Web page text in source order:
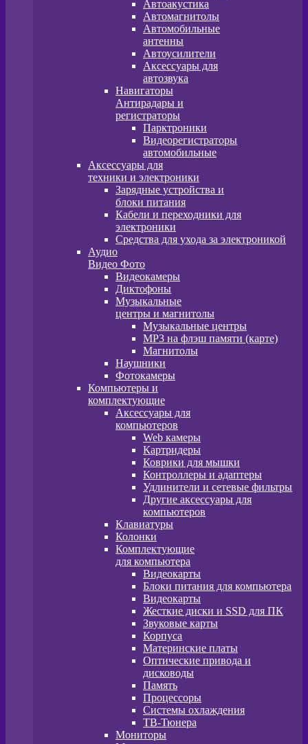
Автоакустика
Автомагнитолы
Автомобильные
антенны
Автоусилители
Аксессуары для
автозвука
Навигаторы
Антирадары и
регистраторы
Парктроники
Видеорегистраторы
автомобильные
Аксессуары для
техники и электроники
Зарядные устройства и
блоки питания
Кабели и переходники для
электроники
Средства для ухода за электроникой
Аудио
Видео Фото
Видеокамеры
Диктофоны
Музыкальные
центры и магнитолы
Музыкальные центры
MP3 на флэш памяти (карте)
Магнитолы
Наушники
Фотокамеры
Компьютеры и
комплектующие
Аксессуары для
компьютеров
Web камеры
Картридеры
Коврики для мышки
Контроллеры и адаптеры
Удлинители и сетевые фильтры
Другие аксессуары для
компьютеров
Клавиатуры
Колонки
Комплектующие
для компьютера
Видеокарты
Блоки питания для компьютера
Видеокарты
Жесткие диски и SSD для ПК
Звуковые карты
Корпуса
Материнские платы
Оптические привода и
дисководы
Память
Процессоры
Системы охлаждения
ТВ-Тюнера
Мониторы